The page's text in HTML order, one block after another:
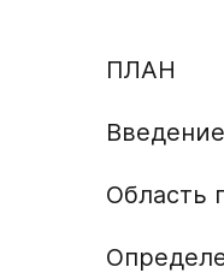
ПЛАН
Область